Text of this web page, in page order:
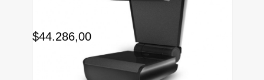
$44.286,00